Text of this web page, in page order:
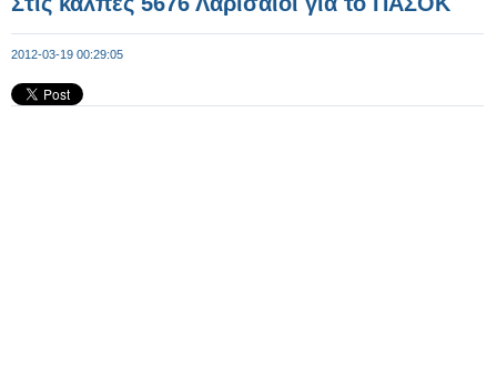
2012-03-19 00:29:05